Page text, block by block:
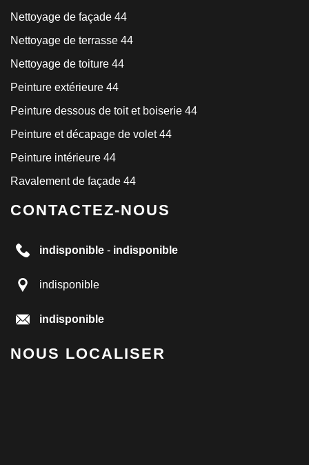
Nettoyage de façade 44
Nettoyage de terrasse 44
Nettoyage de toiture 44
Peinture extérieure 44
Peinture dessous de toit et boiserie 44
Peinture et décapage de volet 44
Peinture intérieure 44
Ravalement de façade 44
CONTACTEZ-NOUS
indisponible - indisponible
indisponible
indisponible
NOUS LOCALISER